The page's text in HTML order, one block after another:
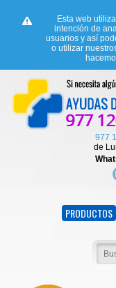
Esta web
intención de
usuarios y así
o utilizar
977
de
PRODUCTOS